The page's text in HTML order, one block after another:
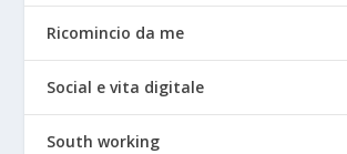
Ricomincio da me
Social e vita digitale
South working